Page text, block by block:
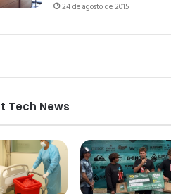
24 de agosto de 2015
Tech News